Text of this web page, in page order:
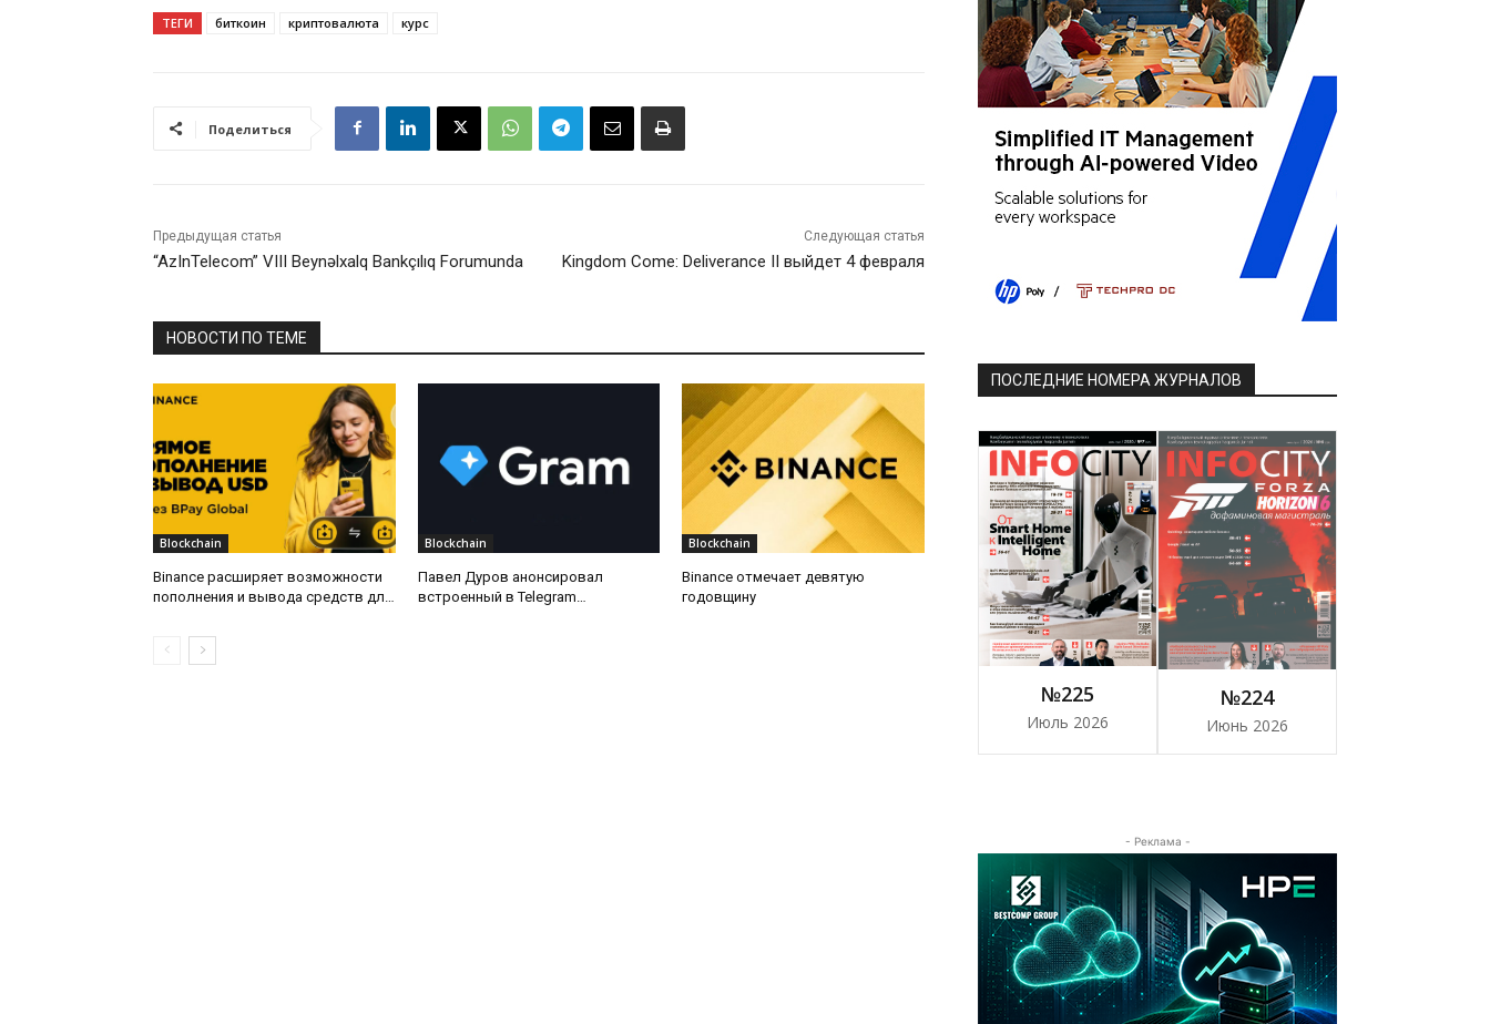
ТЕГИ биткоин криптовалюта курс
Поделиться
Предыдущая статья
“AzInTelecom” VIII Beynəlxalq Bankçılıq Forumunda
Следующая статья
Kingdom Come: Deliverance II выйдет 4 февраля
НОВОСТИ ПО ТЕМЕ
Blockchain
Binance расширяет возможности
пополнения и вывода средств для
Blockchain
Павел Дуров анонсировал
встроенный в Telegram
Blockchain
Binance отмечает девятую
годовщину
ПОСЛЕДНИЕ НОМЕРА ЖУРНАЛОВ
№225
Июль 2026
№224
Июнь 2026
- Реклама -